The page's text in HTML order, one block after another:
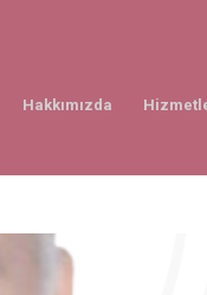
Hakkımızda